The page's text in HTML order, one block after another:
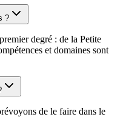
?
degré : de la Petite
et domaines sont
de le faire dans le